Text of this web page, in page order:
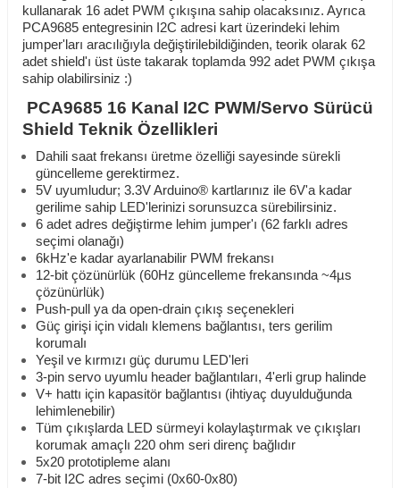
kullanarak 16 adet PWM çıkışına sahip olacaksınız. Ayrıca
PCA9685 entegresinin I2C adresi kart üzerindeki lehim
jumper'ları aracılığıyla değiştirilebildiğinden, teorik olarak 62
adet shield'ı üst üste takarak toplamda 992 adet PWM çıkışa
sahip olabilirsiniz :)
PCA9685 16 Kanal I2C PWM/Servo Sürücü
Shield Teknik Özellikleri
Dahili saat frekansı üretme özelliği sayesinde sürekli
güncelleme gerektirmez.
5V uyumludur; 3.3V Arduino® kartlarınız ile 6V'a kadar
gerilime sahip LED'lerinizi sorunsuzca sürebilirsiniz.
6 adet adres değiştirme lehim jumper'ı (62 farklı adres
seçimi olanağı)
6kHz'e kadar ayarlanabilir PWM frekansı
12-bit çözünürlük (60Hz güncelleme frekansında ~4µs
çözünürlük)
Push-pull ya da open-drain çıkış seçenekleri
Güç girişi için vidalı klemens bağlantısı, ters gerilim
korumalı
Yeşil ve kırmızı güç durumu LED'leri
3-pin servo uyumlu header bağlantıları, 4'erli grup halinde
V+ hattı için kapasitör bağlantısı (ihtiyaç duyulduğunda
lehimlenebilir)
Tüm çıkışlarda LED sürmeyi kolaylaştırmak ve çıkışları
korumak amaçlı 220 ohm seri direnç bağlıdır
5x20 prototipleme alanı
7-bit I2C adres seçimi (0x60-0x80)